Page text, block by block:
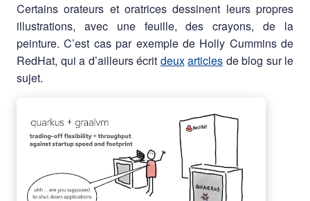
Certains orateurs et oratrices dessinent leurs propres
illustrations, avec une feuille, des crayons, de la
peinture. C’est cas par exemple de Holly Cummins de
RedHat, qui a d’ailleurs écrit deuxarticles de blog sur le
sujet.